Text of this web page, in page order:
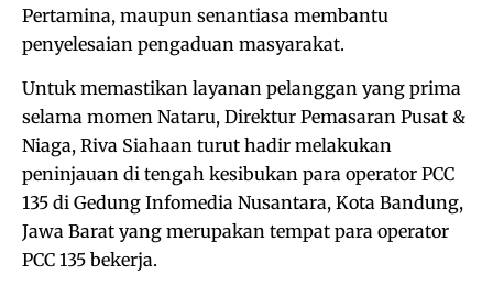
Pertamina, maupun senantiasa membantu
penyelesaian pengaduan masyarakat.
Untuk memastikan layanan pelanggan yang prima
selama momen Nataru, Direktur Pemasaran Pusat &
Niaga, Riva Siahaan turut hadir melakukan
peninjauan di tengah kesibukan para operator PCC
135 di Gedung Infomedia Nusantara, Kota Bandung,
Jawa Barat yang merupakan tempat para operator
PCC 135 bekerja.